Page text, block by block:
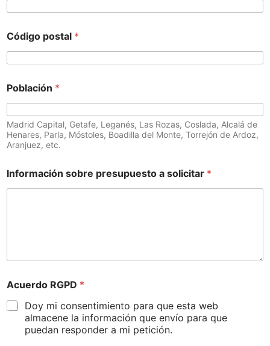
Código postal *
Población *
Madrid Capital, Getafe, Leganés, Las Rozas, Coslada, Alcalá de
Henares, Parla, Móstoles, Boadilla del Monte, Torrejón de Ardoz,
Aranjuez, etc.
Información sobre presupuesto a solicitar *
Acuerdo RGPD *
Doy mi consentimiento para que esta web
almacene la información que envío para que
puedan responder a mi petición.